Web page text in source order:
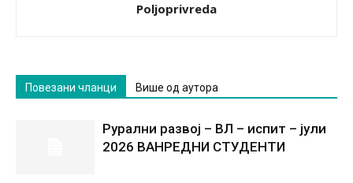
Poljoprivreda
Повезани чланци Више од аутора
Рурални развој – ВЛ – испит – јули
2026 ВАНРЕДНИ СТУДЕНТИ